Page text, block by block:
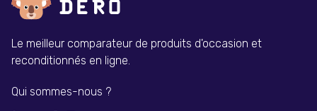
Le meilleur comparateur de produits d'occasion et
reconditionnés en ligne.
Qui sommes-nous ?